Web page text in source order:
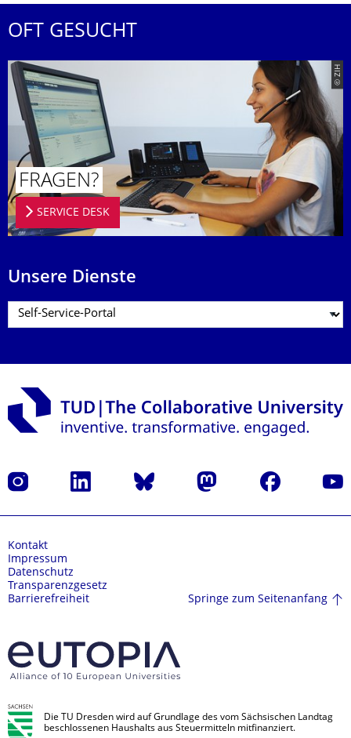
OFT GESUCHT
© ZIH
FRAGEN?
SERVICE DESK
Unsere Dienste
Instagram LinkedIn Bluesky Mastodon Facebook
Kontakt
Impressum
Datenschutz
Transparenzgesetz
Barrierefreiheit
Springe zum Seitenanfang
Die TU Dresden wird auf Grundlage des vom Sächsischen Landtag
beschlossenen Haushalts aus Steuermitteln mitfinanziert.